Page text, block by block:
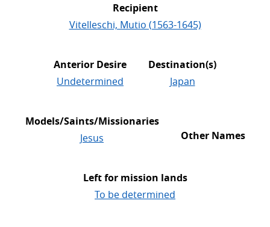
Recipient
Vitelleschi, Mutio (1563-1645)
Anterior Desire
Undetermined
Destination(s)
Japan
Models/Saints/Missionaries
Jesus
Other Names
Left for mission lands
To be determined